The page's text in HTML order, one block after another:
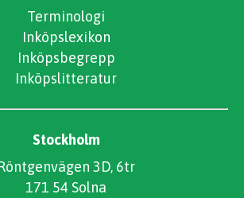
Terminologi
Inköpslexikon
Inköpsbegrepp
Inköpslitteratur
Stockholm
3D, 6tr
171 54 Solna